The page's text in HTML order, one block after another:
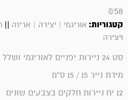
₪58
קטגוריות: אוריגמי | יצירה | אריזה ||
ויצירה
סט 24 ניירות יפניים לאוריגמי ושלל עבודות יד
מידת נייר 15 / 15 ס"מ
12 יח ניירות חלקים בצבעים שונים